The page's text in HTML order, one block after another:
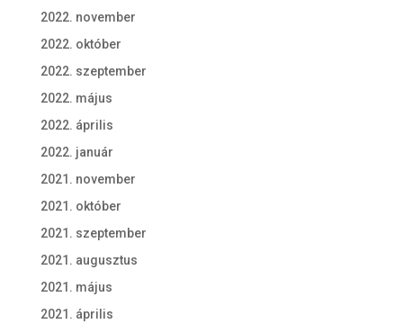
2022. november
2022. október
2022. szeptember
2022. május
2022. április
2022. január
2021. november
2021. október
2021. szeptember
2021. augusztus
2021. május
2021. április